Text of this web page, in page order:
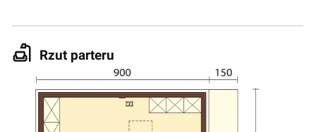
Rzut parteru